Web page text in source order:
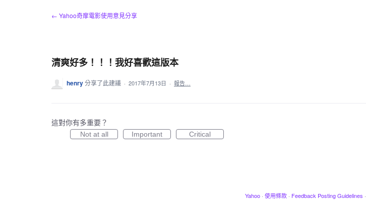
← Yahoo奇摩電影使用意見分享
清爽好多！！！我好喜歡這版本
henry分享了此建議 · 2017年7月13日 · 報告…
這對你有多重要？
Not at all Important Critical
Yahoo · 使用條款 · Feedback Posting Guidelines ·